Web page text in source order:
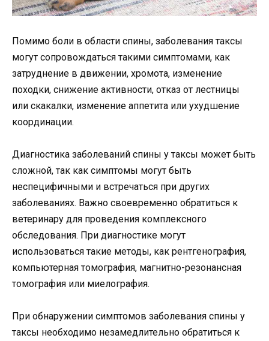
Помимо боли в области спины, заболевания таксы
могут сопровождаться такими симптомами, как
затруднение в движении, хромота, изменение
походки, снижение активности, отказ от лестницы
или скакалки, изменение аппетита или ухудшение
координации.
Диагностика заболеваний спины у таксы может быть
сложной, так как симптомы могут быть
неспецифичными и встречаться при других
заболеваниях. Важно своевременно обратиться к
ветеринару для проведения комплексного
обследования. При диагностике могут
использоваться такие методы, как рентгенография,
компьютерная томография, магнитно-резонансная
томография или миелография.
При обнаружении симптомов заболевания спины у
таксы необходимо незамедлительно обратиться к